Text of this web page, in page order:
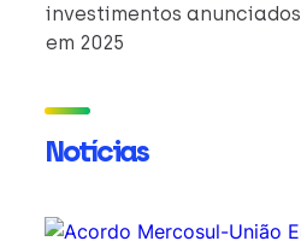
investimentos
em 2025
Notícias